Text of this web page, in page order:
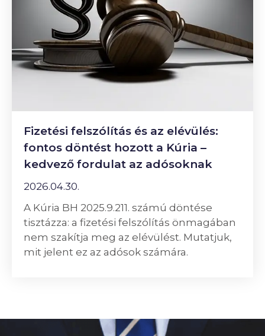
Fizetési felszólítás és az elévülés:
fontos döntést hozott a Kúria –
kedvező fordulat az adósoknak
2026.04.30.
A Kúria BH 2025.9.211. számú döntése
tisztázza: a fizetési felszólítás önmagában
nem szakítja meg az elévülést. Mutatjuk,
mit jelent ez az adósok számára.